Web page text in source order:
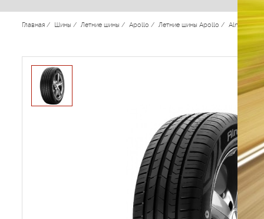
Главная / Шины / Летние шины / Apollo / Летние шины Apollo / Alnac 4G/